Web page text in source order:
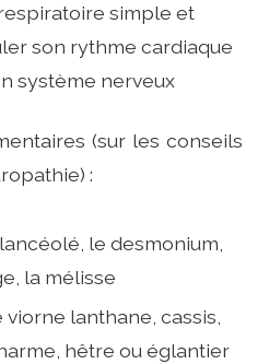
simple et
son rythme cardiaque
système nerveux
(sur les conseils
:
le desmonium,
la mélisse
lanthane, cassis,
hêtre ou églantier